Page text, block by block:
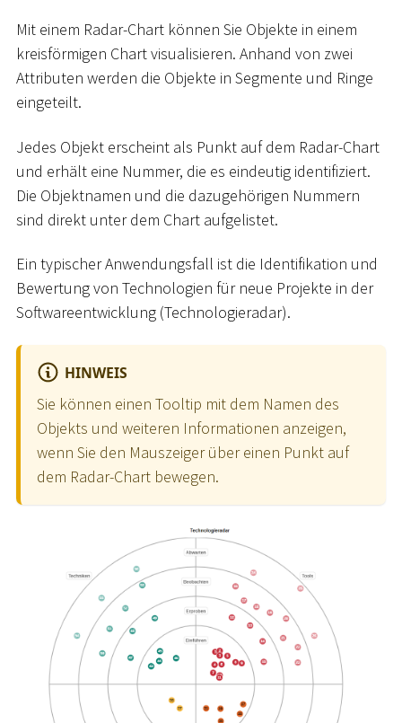
Mit einem Radar-Chart können Sie Objekte in einem
kreisförmigen Chart visualisieren. Anhand von zwei
Attributen werden die Objekte in Segmente und Ringe
eingeteilt.
Jedes Objekt erscheint als Punkt auf dem Radar-Chart
und erhält eine Nummer, die es eindeutig identifiziert.
Die Objektnamen und die dazugehörigen Nummern
sind direkt unter dem Chart aufgelistet.
Ein typischer Anwendungsfall ist die Identifikation und
Bewertung von Technologien für neue Projekte in der
Softwareentwicklung (Technologieradar).
HINWEIS
Sie können einen Tooltip mit dem Namen des
Objekts und weiteren Informationen anzeigen,
wenn Sie den Mauszeiger über einen Punkt auf
dem Radar-Chart bewegen.